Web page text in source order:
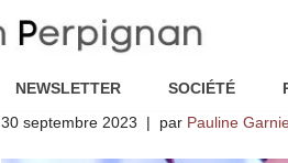
NEWSLETTER SOCIÉTÉ
Guide | De
Fête de la Science
30 septembre 2023 par Pauline